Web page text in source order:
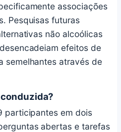
associações
Pesquisas futuras
não alcoólicas
efeitos de
semelhantes através de
participantes em dois
abertas e tarefas